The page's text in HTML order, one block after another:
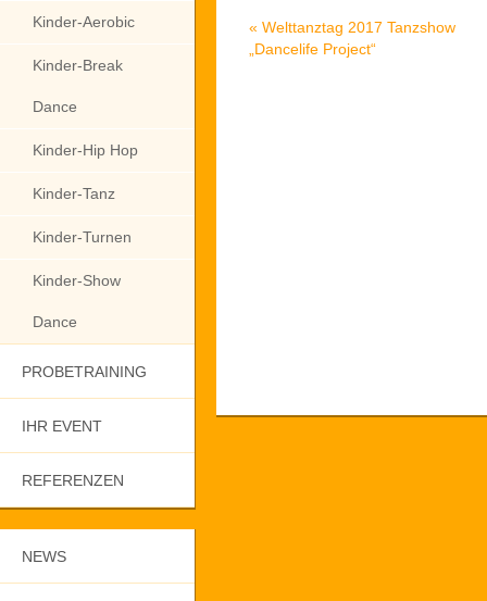
Kinder-Aerobic
Kinder-Break
Dance
Kinder-Hip Hop
Kinder-Tanz
Kinder-Turnen
Kinder-Show
Dance
PROBETRAINING
IHR EVENT
REFERENZEN
NEWS
« Welttanztag 2017 Tanzshow
„Dancelife Project“